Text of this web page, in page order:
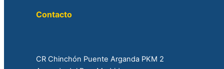
Contacto
CR Chinchón Puente Arganda PKM 2